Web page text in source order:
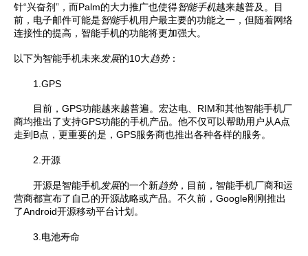
针“兴奋剂”，而Palm的大力推广也使得智能手机越来越普及。目
前，电子邮件可能是智能手机用户最主要的功能之一，但随着网络
连接性的提高，智能手机的功能将更加强大。
以下为智能手机未来发展的10大趋势：
1.GPS
目前，GPS功能越来越普遍。宏达电、RIM和其他智能手机厂
商均推出了支持GPS功能的手机产品。他不仅可以帮助用户从A点
走到B点，更重要的是，GPS服务商也推出各种各样的服务。
2.开源
开源是智能手机发展的一个新趋势，目前，智能手机厂商和运
营商都宣布了自己的开源战略或产品。不久前，Google刚刚推出
了Android开源移动平台计划。
3.电池寿命